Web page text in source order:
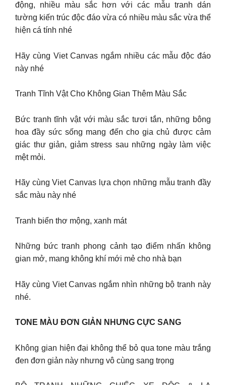
động, nhiều màu sắc hơn với các mẫu tranh dán
tường kiến trúc độc đáo vừa có nhiều màu sắc vừa thể
hiện cá tính nhé
Hãy cùng Viet Canvas ngắm nhiều các mẫu độc đáo
này nhé
Tranh Tĩnh Vật Cho Không Gian Thêm Màu Sắc
Bức tranh tĩnh vật với màu sắc tươi tắn, những bông
hoa đầy sức sống mang đến cho gia chủ được cảm
giác thư giản, giảm stress sau những ngày làm việc
mệt mỏi.
Hãy cùng Viet Canvas lựa chọn những mẫu tranh đầy
sắc màu này nhé
Tranh biển thơ mộng, xanh mát
Những bức tranh phong cảnh tạo điểm nhấn không
gian mở, mang không khí mới mẻ cho nhà bạn
Hãy cùng Viet Canvas ngắm nhìn những bộ tranh này
nhé.
TONE MÀU ĐƠN GIẢN NHƯNG CỰC SANG
Không gian hiện đại không thể bỏ qua tone màu trắng
đen đơn giản này nhưng vô cùng sang trọng